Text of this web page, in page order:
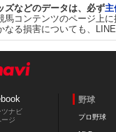
ズなどのデータは、必ず主
馬コンテンツのページ上
なる損害についても、
ツナビ
ジ
野球
プロ野球